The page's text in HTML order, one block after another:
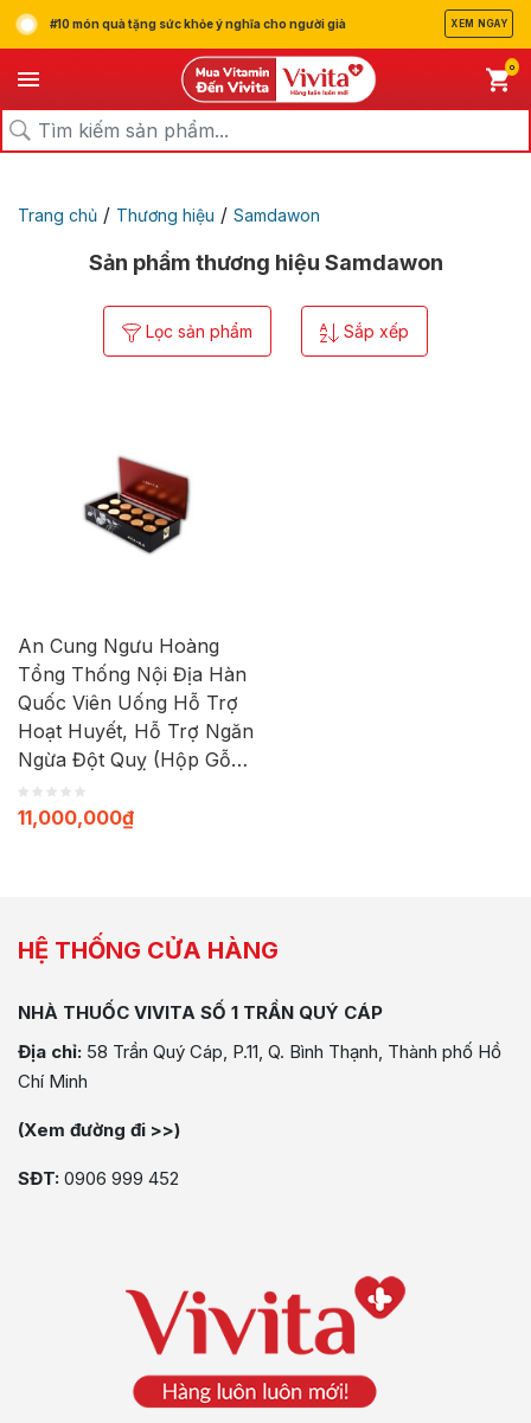
#10 món quà tặng sức khỏe ý nghĩa cho người già XEM NGAY
0
Trang chủ / Thương hiệu / Samdawon
Sản phẩm thương hiệu Samdawon
Lọc sản phẩm Sắp xếp
An Cung Ngưu Hoàng
Tổng Thống Nội Địa Hàn
Quốc Viên Uống Hỗ Trợ
Hoạt Huyết, Hỗ Trợ Ngăn
Ngừa Đột Quỵ (Hộp Gỗ
10 Viên)
11,000,000₫
HỆ THỐNG CỬA HÀNG
NHÀ THUỐC VIVITA SỐ 1 TRẦN QUÝ CÁP
Địa chỉ: 58 Trần Quý Cáp, P.11, Q. Bình Thạnh, Thành phố Hồ
Chí Minh
(Xem đường đi >>)
SĐT: 0906 999 452